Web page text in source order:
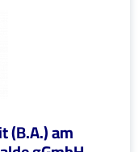
(B.A.) am